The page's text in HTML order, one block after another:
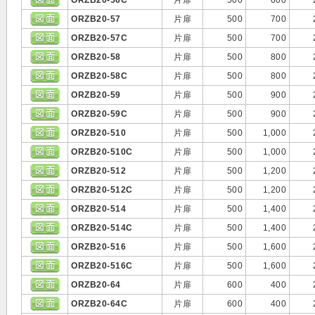
ORZB20-57
片扉 500 700
ORZB20-57C
片扉 500 700
ORZB20-58
片扉 500 800
ORZB20-58C
片扉 500 800
ORZB20-59
片扉 500 900
ORZB20-59C
片扉 500 900
ORZB20-510
片扉 500 1,000
ORZB20-510C
片扉 500 1,000
ORZB20-512
片扉 500 1,200
ORZB20-512C
片扉 500 1,200
ORZB20-514
片扉 500 1,400
ORZB20-514C
片扉 500 1,400
ORZB20-516
片扉 500 1,600
ORZB20-516C
片扉 500 1,600
ORZB20-64
片扉 600 400
ORZB20-64C
片扉 600 400